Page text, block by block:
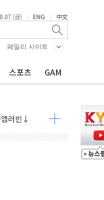
(금) | ENG | 中文
패밀리 사이트
스포츠 GAM
"
크↓